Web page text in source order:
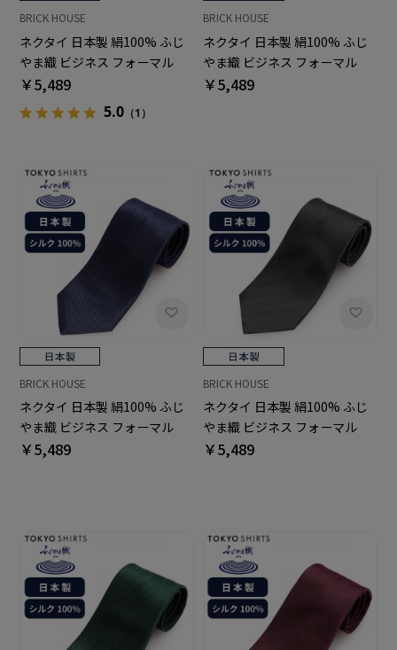
BRICK HOUSE
ネクタイ 日本製 絹100% ふじ
やま織 ビジネス フォーマル
￥5,489
5.0（1）
BRICK HOUSE
ネクタイ 日本製 絹100% ふじ
やま織 ビジネス フォーマル
￥5,489
BRICK HOUSE
ネクタイ 日本製 絹100% ふじ
やま織 ビジネス フォーマル
￥5,489
BRICK HOUSE
ネクタイ 日本製 絹100% ふじ
やま織 ビジネス フォーマル
￥5,489